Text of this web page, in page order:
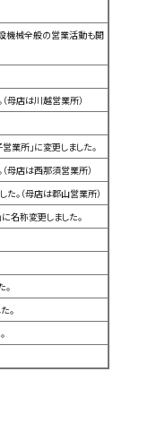
機械全般の営業活動も開
母店は川越営業所）
業所」に変更しました。
母店は西那須営業所）
。（母店は郡山営業所）
名称変更しました。
。